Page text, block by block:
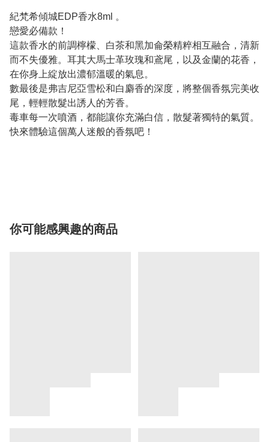
紀梵希傾城EDP香水8ml 。
戀愛必備款！
這款香水的前調檸檬、白茶和黑加侖榮精粹相互融合，清新
而不失優雅。耳其大馬士革玫瑰和鳶尾，以及金蘭的花香，
在你身上綻放出濃郁溫暖的氣息。
數最後是弗吉尼亞雪松和白麝香的深度，將整個香氛完美收
尾，輕輕散髮出誘人的芳香。
毒車每一次噴酒，都能讓你充滿白信，散髮著獨特的氣質。
快來體驗這個萬人迷般的香氛吧！
你可能感興趣的商品